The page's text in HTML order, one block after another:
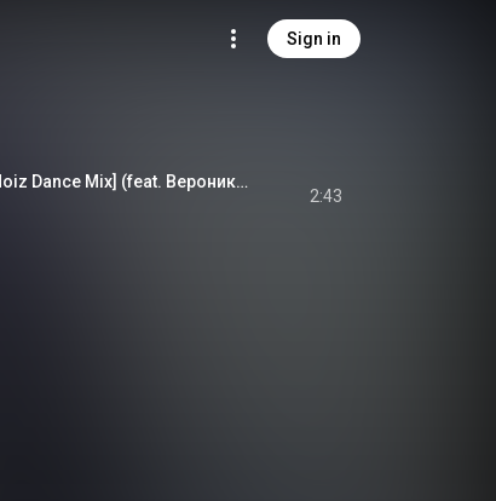
Sign in
новоГОДная песня [DJ Noiz Dance Mix] (feat. Вероника Ваиль)
2:43